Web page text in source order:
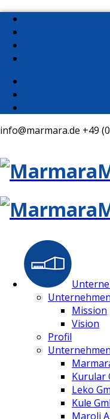
info@marmara.de +49
Mission
Vision
Profil
Kurular
Leko
Kule
Maroli